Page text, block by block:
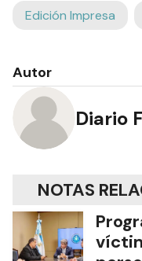
Edición Impresa
Autor
Diario
NOTAS